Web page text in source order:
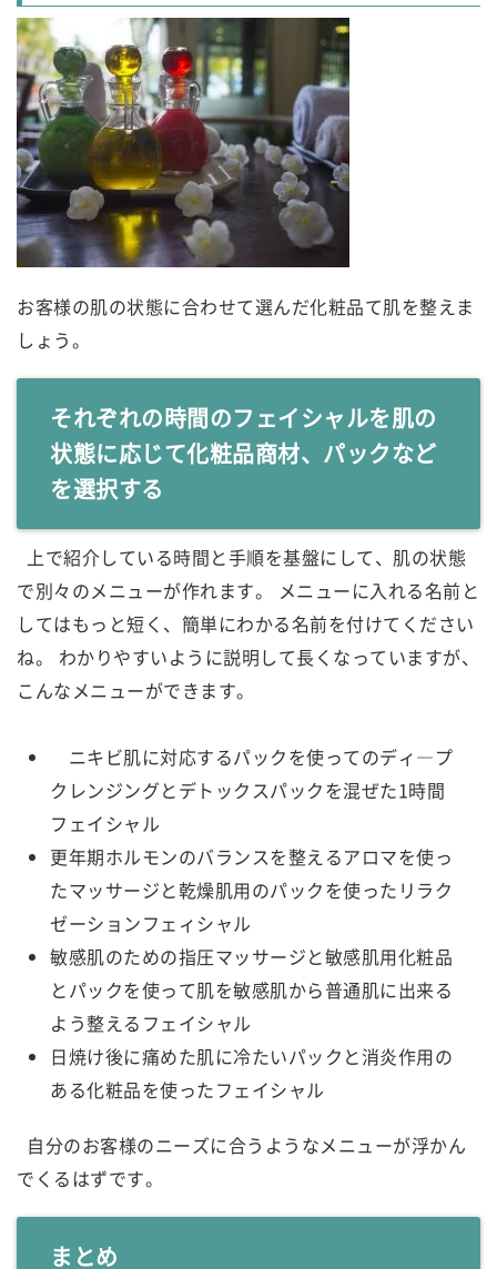
お客様の肌の状態に合わせて選んだ化粧品て肌を整えま
しょう。
それぞれの時間のフェイシャルを肌の
状態に応じて化粧品商材、パックなど
を選択する
上で紹介している時間と手順を基盤にして、肌の状態
で別々のメニューが作れます。 メニューに入れる名前と
してはもっと短く、簡単にわかる名前を付けてください
ね。 わかりやすいように説明して長くなっていますが、
こんなメニューができます。
ニキビ肌に対応するパックを使ってのディ―プ
クレンジングとデトックスパックを混ぜた1時間
フェイシャル
更年期ホルモンのバランスを整えるアロマを使っ
たマッサージと乾燥肌用のパックを使ったリラク
ゼーションフェィシャル
敏感肌のための指圧マッサージと敏感肌用化粧品
とパックを使って肌を敏感肌から普通肌に出来る
よう整えるフェイシャル
日焼け後に痛めた肌に冷たいパックと消炎作用の
ある化粧品を使ったフェイシャル
自分のお客様のニーズに合うようなメニューが浮かん
でくるはずです。
まとめ